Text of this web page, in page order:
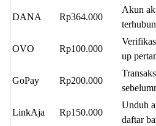
DANA Rp364.000
Akun
OVO Rp100.000
up
GoPay Rp200.000
LinkAja Rp150.000
Unduh
daftar